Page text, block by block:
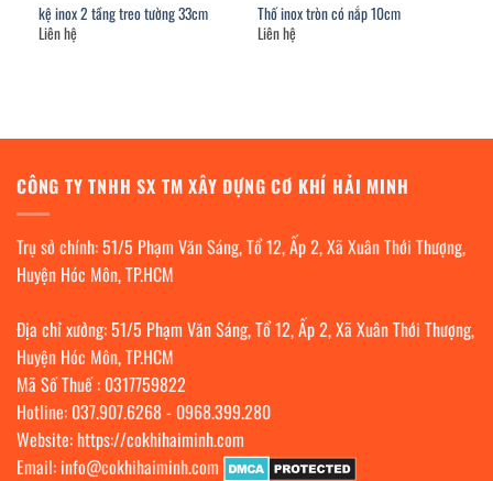
kệ inox 2 tầng treo tường 33cm
Liên hệ
Thố inox tròn có nắp 10cm
Liên hệ
CÔNG TY TNHH SX TM XÂY DỰNG CƠ KHÍ HẢI MINH
Trụ sở chính: 51/5 Phạm Văn Sáng, Tổ 12, Ấp 2, Xã Xuân Thới Thượng,
Huyện Hóc Môn, TP.HCM
Địa chỉ xưởng: 51/5 Phạm Văn Sáng, Tổ 12, Ấp 2, Xã Xuân Thới Thượng,
Huyện Hóc Môn, TP.HCM
Mã Số Thuế : 0317759822
Hotline: 037.907.6268- 0968.399.280
Website: https://cokhihaiminh.com
Email: info@cokhihaiminh.com